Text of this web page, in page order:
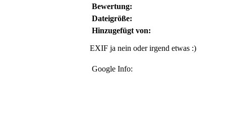
Bewertung:
Dateigröße:
Hinzugefügt von:
EXIF ja nein oder irgend etwas :)
Google Info: